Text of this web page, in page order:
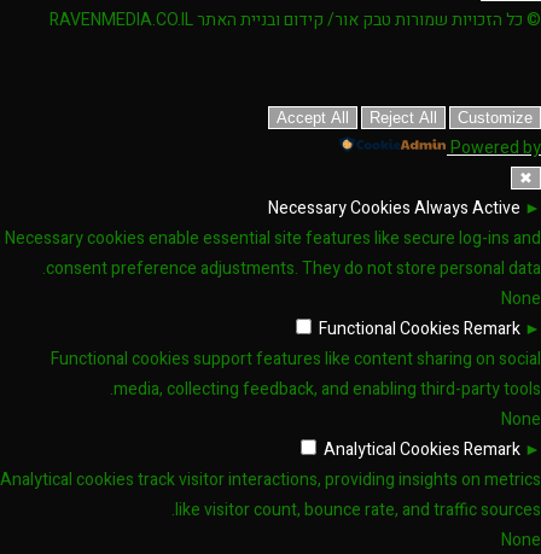
© כל הזכויות שמורות טבק אור/ קידום ובניית האתר RAVENMEDIA.CO.IL
Customize
Reject All
Accept All
Powered by
✖
►
Necessary CookiesAlways Active
Necessary cookies enable essential site features like secure log-ins and
consent preference adjustments. They do not store personal data.
None
►
Functional CookiesRemark
Functional cookies support features like content sharing on social
media, collecting feedback, and enabling third-party tools.
None
►
Analytical CookiesRemark
Analytical cookies track visitor interactions, providing insights on metrics
like visitor count, bounce rate, and traffic sources.
None